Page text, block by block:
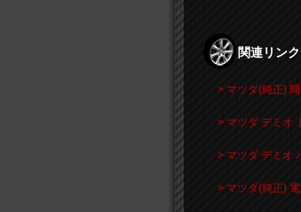
関連リンク
> マツダ(純正)
> マツダ デミオ
> マツダ デミオ
> マツダ(純正)